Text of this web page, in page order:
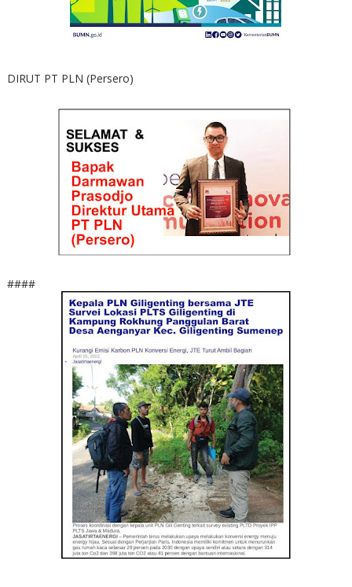
DIRUT PT PLN (Persero)
####